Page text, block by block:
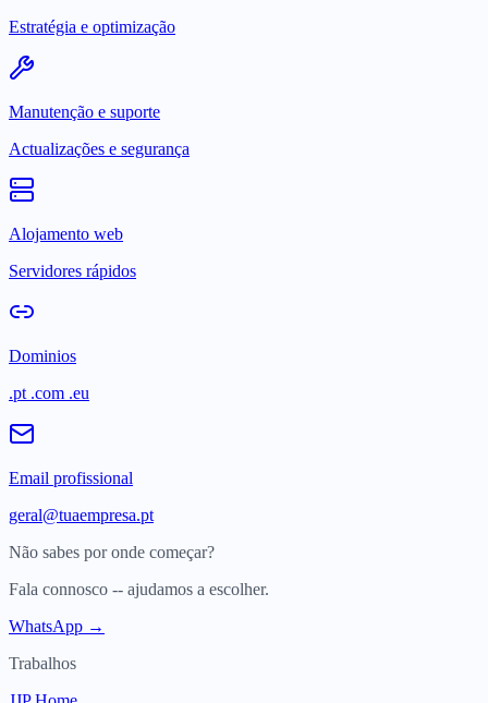
Estratégia e optimização
Manutenção e suporte
Actualizações e segurança
Alojamento web
Servidores rápidos
Dominios
.pt .com .eu
Email profissional
geral@tuaempresa.pt
Não sabes por onde começar?
Fala connosco -- ajudamos a escolher.
WhatsApp →
Trabalhos